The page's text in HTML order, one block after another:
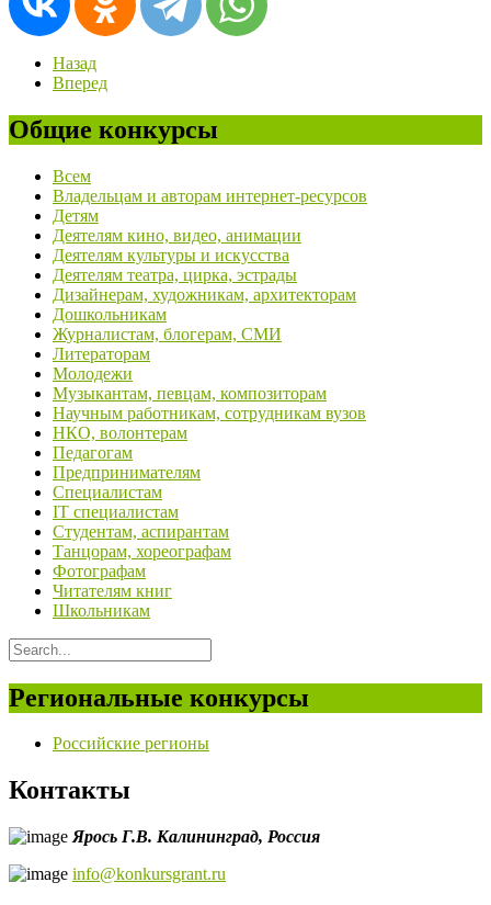
Назад
Вперед
Общие конкурсы
Всем
Владельцам и авторам интернет-ресурсов
Детям
Деятелям кино, видео, анимации
Деятелям культуры и искусства
Деятелям театра, цирка, эстрады
Дизайнерам, художникам, архитекторам
Дошкольникам
Журналистам, блогерам, СМИ
Литераторам
Молодежи
Музыкантам, певцам, композиторам
Научным работникам, сотрудникам вузов
НКО, волонтерам
Педагогам
Предпринимателям
Специалистам
IT специалистам
Студентам, аспирантам
Танцорам, хореографам
Фотографам
Читателям книг
Школьникам
Региональные конкурсы
Российские регионы
Контакты
Ярось Г.В. Калининград, Россия
info@konkursgrant.ru